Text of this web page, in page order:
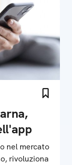
nel mercato
rivoluziona